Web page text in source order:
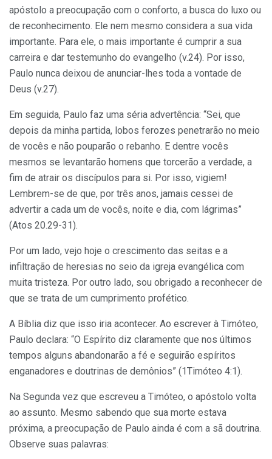
apóstolo a preocupação com o conforto, a busca do luxo ou
de reconhecimento. Ele nem mesmo considera a sua vida
importante. Para ele, o mais importante é cumprir a sua
carreira e dar testemunho do evangelho (v.24). Por isso,
Paulo nunca deixou de anunciar-lhes toda a vontade de
Deus (v.27).
Em seguida, Paulo faz uma séria advertência: “Sei, que
depois da minha partida, lobos ferozes penetrarão no meio
de vocês e não pouparão o rebanho. E dentre vocês
mesmos se levantarão homens que torcerão a verdade, a
fim de atrair os discípulos para si. Por isso, vigiem!
Lembrem-se de que, por três anos, jamais cessei de
advertir a cada um de vocês, noite e dia, com lágrimas”
(Atos 20.29-31).
Por um lado, vejo hoje o crescimento das seitas e a
infiltração de heresias no seio da igreja evangélica com
muita tristeza. Por outro lado, sou obrigado a reconhecer de
que se trata de um cumprimento profético.
A Bíblia diz que isso iria acontecer. Ao escrever à Timóteo,
Paulo declara: “O Espírito diz claramente que nos últimos
tempos alguns abandonarão a fé e seguirão espíritos
enganadores e doutrinas de demônios” (1Timóteo 4:1).
Na Segunda vez que escreveu a Timóteo, o apóstolo volta
ao assunto. Mesmo sabendo que sua morte estava
próxima, a preocupação de Paulo ainda é com a sã doutrina.
Observe suas palavras: